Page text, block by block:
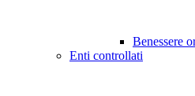
Benessere
Enti controllati